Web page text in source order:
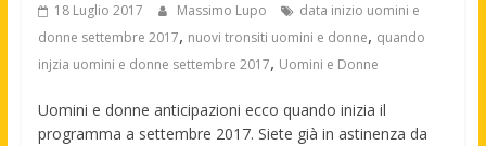
18 Luglio 2017 Massimo Lupo
data inizio uomini e
donne settembre 2017, nuovi tronsiti uomini e donne, quando
injzia uomini e donne settembre 2017, Uomini e Donne
Uomini e donne anticipazioni ecco quando inizia il
programma a settembre 2017. Siete già in astinenza da